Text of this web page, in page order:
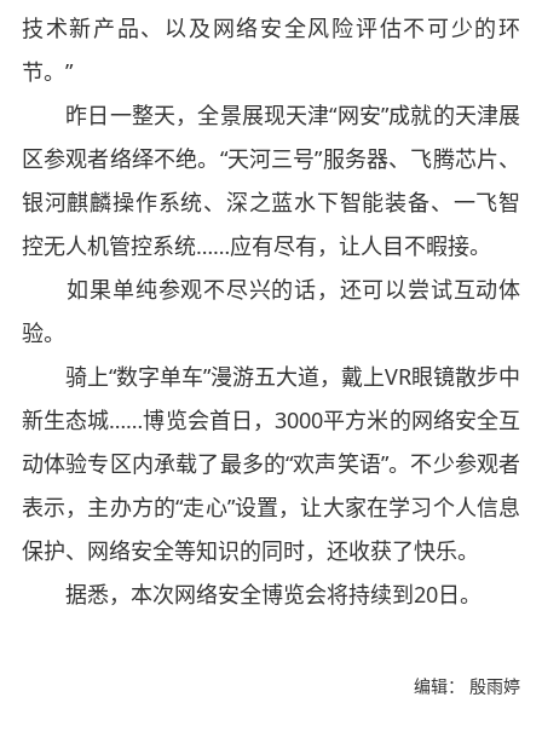
技术新产品、以及网络安全风险评估不可少的环
节。”
昨日一整天，全景展现天津“网安”成就的天津展
区参观者络绎不绝。“天河三号”服务器、飞腾芯片、
银河麒麟操作系统、深之蓝水下智能装备、一飞智
控无人机管控系统……应有尽有，让人目不暇接。
如果单纯参观不尽兴的话，还可以尝试互动体
验。
骑上“数字单车”漫游五大道，戴上VR眼镜散步中
新生态城……博览会首日，3000平方米的网络安全互
动体验专区内承载了最多的“欢声笑语”。不少参观者
表示，主办方的“走心”设置，让大家在学习个人信息
保护、网络安全等知识的同时，还收获了快乐。
据悉，本次网络安全博览会将持续到20日。
编辑： 殷雨婷